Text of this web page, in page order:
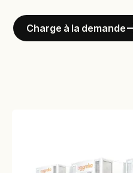
Charge à la demande